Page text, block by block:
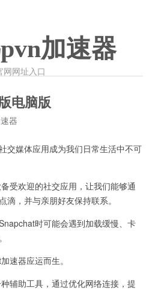
加速器
网网址入口
电脑版
器
媒体应用成为我们日常生活中不可
欢迎的社交应用，让我们能够通
滴，并与亲朋好友保持联系。
时可能会遇到加载缓慢、卡
器应运而生。
助工具，通过优化网络连接，提